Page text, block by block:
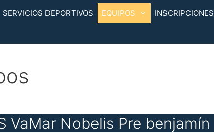
SERVICIOS DEPORTIVOS EQUIPOS INSCRIPCIONES
VaMar Nobelis Pre benjamín